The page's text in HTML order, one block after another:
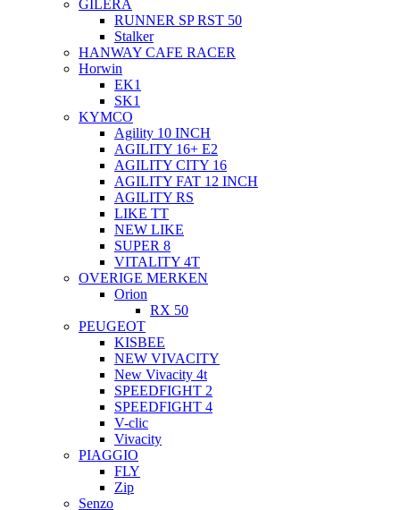
GILERA
RUNNER SP RST 50
Stalker
HANWAY CAFE RACER
Horwin
EK1
SK1
KYMCO
Agility 10 INCH
AGILITY 16+ E2
AGILITY CITY 16
AGILITY FAT 12 INCH
AGILITY RS
LIKE TT
NEW LIKE
SUPER 8
VITALITY 4T
OVERIGE MERKEN
Orion
RX 50
PEUGEOT
KISBEE
NEW VIVACITY
New Vivacity 4t
SPEEDFIGHT 2
SPEEDFIGHT 4
V-clic
Vivacity
PIAGGIO
FLY
Zip
Senzo